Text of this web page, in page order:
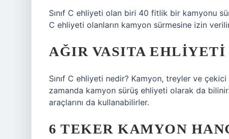
Sınıf C ehliyeti olan biri 40 fitlik bir kamyonu
C ehliyeti olanların kamyon sürmesine izin
AĞIR VASITA EHLIYETI
Sınıf C ehliyeti nedir? Kamyon, treyler ve
zamanda kamyon sürüş ehliyeti olarak da bilinir.
araçlarını da kullanabilirler.
6 TEKER KAMYON